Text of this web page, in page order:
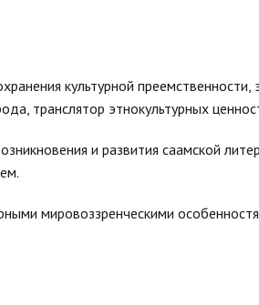
культурной преемственности,
транслятор этнокультурных
и развития саамской
мировоззренческими